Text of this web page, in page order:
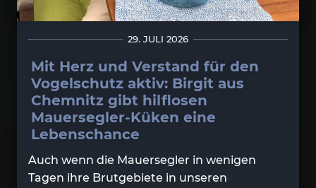
29. JULI 2026
Mit Herz und Verstand für den
Vogelschutz aktiv: Birgit aus
Chemnitz gibt hilflosen
Mauersegler-Küken eine
Lebenschance
Auch wenn die Mauersegler in wenigen
Tagen ihre Brutgebiete in unseren